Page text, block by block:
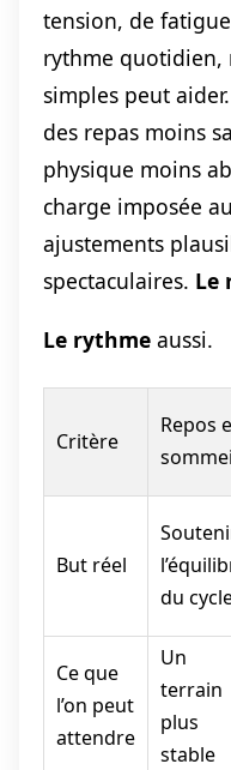
tension, de
rythme quotidien,
simples peut
des repas moins
physique moins
charge imposée
ajustements
spectaculaires. Le
Le rythme aussi.
Critère
Repos
But réel
du
Ce que
l’on peut
attendre
Un
terrain
plus
stable